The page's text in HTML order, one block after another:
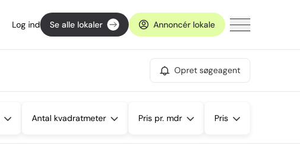
Log ind Se alle lokaler Annoncér lokale
Opret søgeagent
Antal kvadratmeter Pris pr. mdr Pris